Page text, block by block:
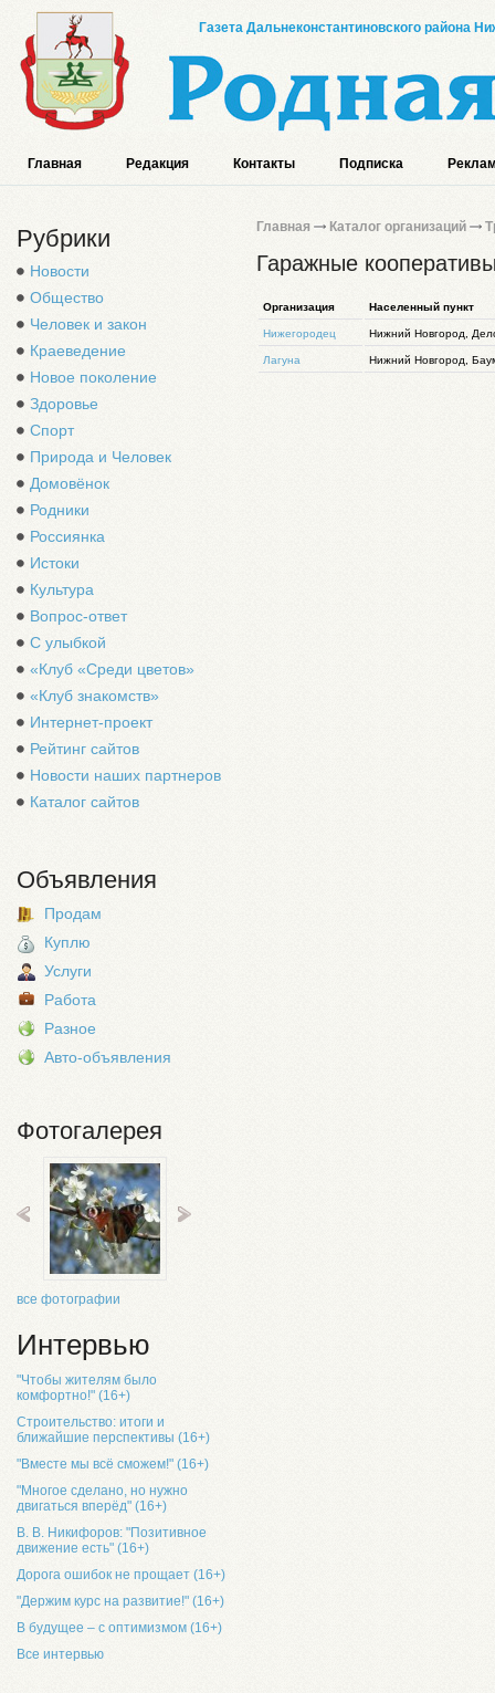
Газета Дальнеконстантиновского района
Главная Редакция Контакты Подписка
Рубрики
Новости
Общество
Человек и закон
Краеведение
Новое поколение
Здоровье
Спорт
Природа и Человек
Домовёнок
Родники
Россиянка
Истоки
Культура
Вопрос-ответ
С улыбкой
«Клуб «Среди цветов»
«Клуб знакомств»
Интернет-проект
Рейтинг сайтов
Новости наших партнеров
Каталог сайтов
Объявления
Продам
Куплю
Услуги
Работа
Разное
Авто-объявления
Фотогалерея
все фотографии
Интервью
"Чтобы жителям было
комфортно!" (16+)
Строительство: итоги и
ближайшие перспективы (16+)
"Вместе мы всё сможем!" (16+)
"Многое сделано, но нужно
двигаться вперёд" (16+)
В. В. Никифоров: "Позитивное
движение есть" (16+)
Дорога ошибок не прощает (16+)
"Держим курс на развитие!" (16+)
В будущее – с оптимизмом (16+)
Все интервью
Главная Каталог организаций
Гаражные
Организация Населенный пункт
Нижегородец Нижний Новгород,
Лагуна Нижний Новгород,